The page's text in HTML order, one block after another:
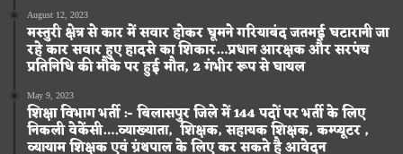
August 12, 2023
मस्तुरी क्षेत्र से कार में सवार होकर घूमने गरियाबंद जतमई घटारानी जा
रहे कार सवार हुए हादसे का शिकार…प्रधान आरक्षक और सरपंच
प्रतिनिधि की मौके पर हुई मौत, 2 गंभीर रूप से घायल
May 9, 2023
शिक्षा विभाग भर्ती :- बिलासपुर जिले में 144 पदों पर भर्ती के लिए
निकली वेकेंसी….व्याख्याता, शिक्षक, सहायक शिक्षक, कम्प्यूटर ,
व्यायाम शिक्षक एवं ग्रंथपाल के लिए कर सकते है आवेदन